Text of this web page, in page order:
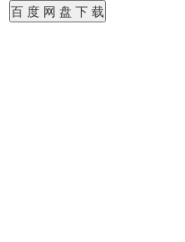
百 度 网 盘 下 载